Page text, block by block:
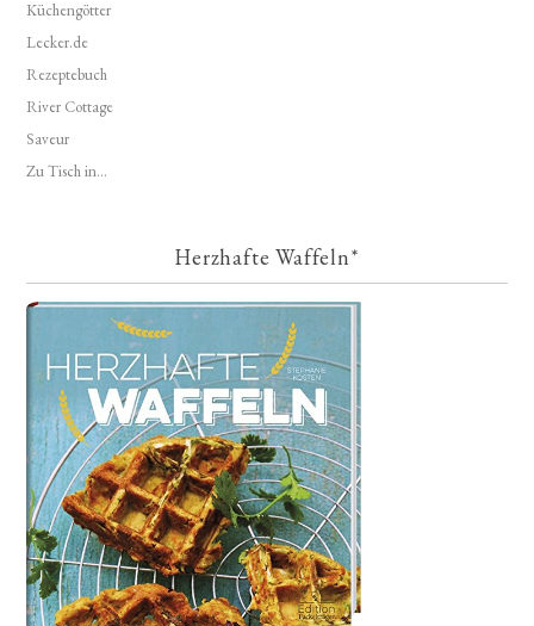
Küchengötter
Lecker.de
Rezeptebuch
River Cottage
Saveur
Zu Tisch in...
Herzhafte Waffeln*